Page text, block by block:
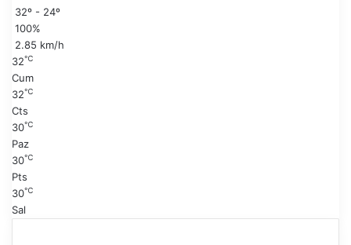
a
y
32º - 24º
100%
2.85 km/h
32℃
Cum
32℃
Cts
30℃
Paz
30℃
Pts
30℃
Sal